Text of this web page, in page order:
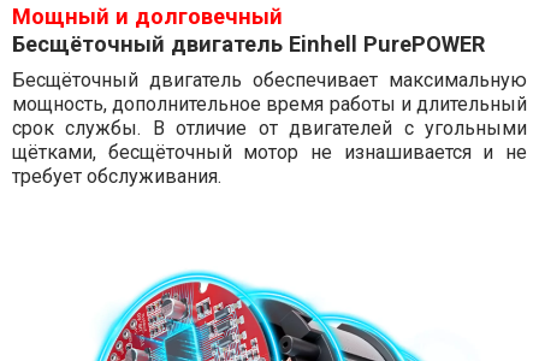
Мощный и долговечный
Бесщёточный двигатель Einhell PurePOWER
Бесщёточный двигатель обеспечивает максимальную
мощность, дополнительное время работы и длительный
срок службы. В отличие от двигателей с угольными
щётками, бесщёточный мотор не изнашивается и не
требует обслуживания.